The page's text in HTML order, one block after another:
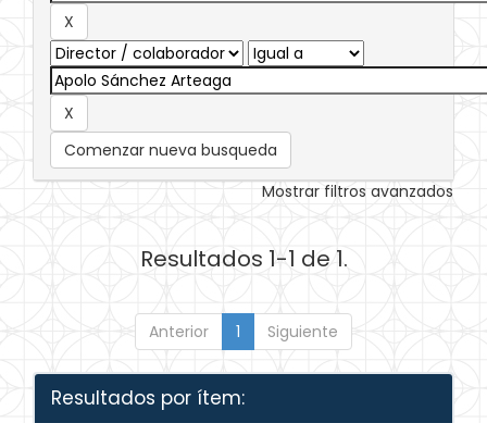
Comenzar nueva busqueda
Mostrar filtros avanzados
Resultados 1-1 de 1.
Anterior 1 Siguiente
Resultados por ítem: